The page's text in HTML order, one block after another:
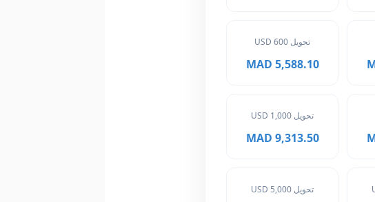
تحويل 600 USD
5,588.10 MAD
تحويل 1,000 USD
9,313.50 MAD
تحويل 5,000 USD